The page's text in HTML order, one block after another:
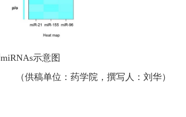
miRNAs示意图
（供稿单位：药学院，撰写人：刘华）